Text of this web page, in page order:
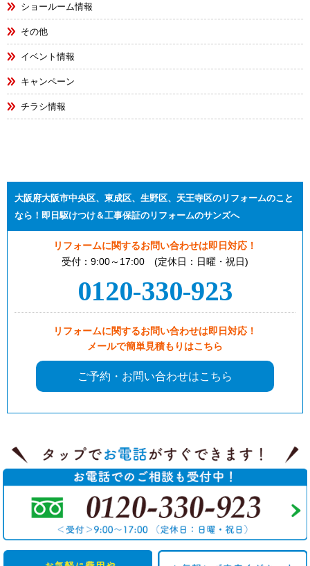
ショールーム情報
その他
イベント情報
キャンペーン
チラシ情報
大阪府大阪市中央区、東成区、生野区、天王寺区のリフォームのこと
なら！即日駆けつけ＆工事保証のリフォームのサンズへ
リフォームに関するお問い合わせは即日対応！
受付：9:00～17:00 (定休日：日曜・祝日)
0120-330-923
リフォームに関するお問い合わせは即日対応！
メールで簡単見積もりはこちら
ご予約・お問い合わせはこちら